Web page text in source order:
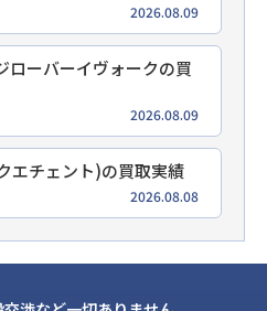
2026.08.09
ローバーイヴォークの買
2026.08.09
エチェント)の買取実績
2026.08.08